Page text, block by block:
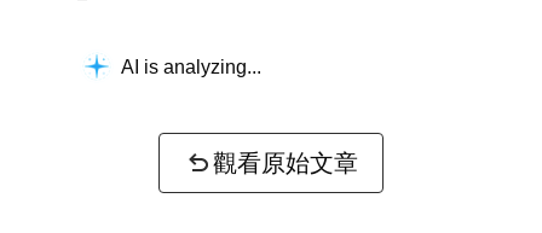
AI is analyzing...
觀看原始文章